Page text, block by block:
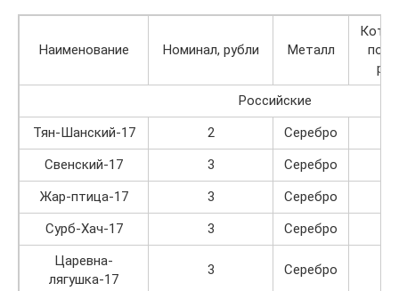
Наименование Номинал, рубли Металл
Российские
Тян-Шанский-17
2 Серебро
Свенский-17
3 Серебро
Жар-птица-17
3 Серебро
Сурб-Хач-17
3 Серебро
Царевна-
лягушка-17
3 Серебро